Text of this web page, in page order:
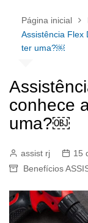
Página inicial
Assistência Flex
ter uma?￼
conhece
uma?￼
assist rj 15
Benefícios